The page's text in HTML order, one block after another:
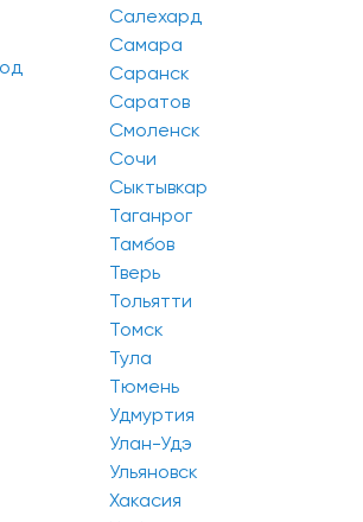
на участке площадью
около 72 000 кв.м
недвижимости, сообщает
девелопер намерен
(1231 номер), остальная площадь
Салехард
Самара
Саранск
Саратов
Смоленск
Сочи
Сыктывкар
Таганрог
Тамбов
Тверь
Тольятти
Томск
Тула
Тюмень
Удмуртия
Улан-Удэ
Ульяновск
Хакасия